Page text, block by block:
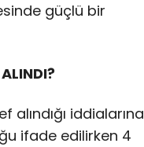
güçlü bir
alındığı iddialarına
ifade edilirken 4